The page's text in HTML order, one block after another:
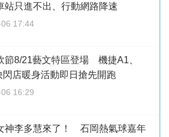
站只進不出、行動網路降速
17:44
節8/21藝文特區登場 機捷A1、
閃店暖身活動即日搶先開跑
16:29
神李多慧來了！ 石岡熱氣球嘉年